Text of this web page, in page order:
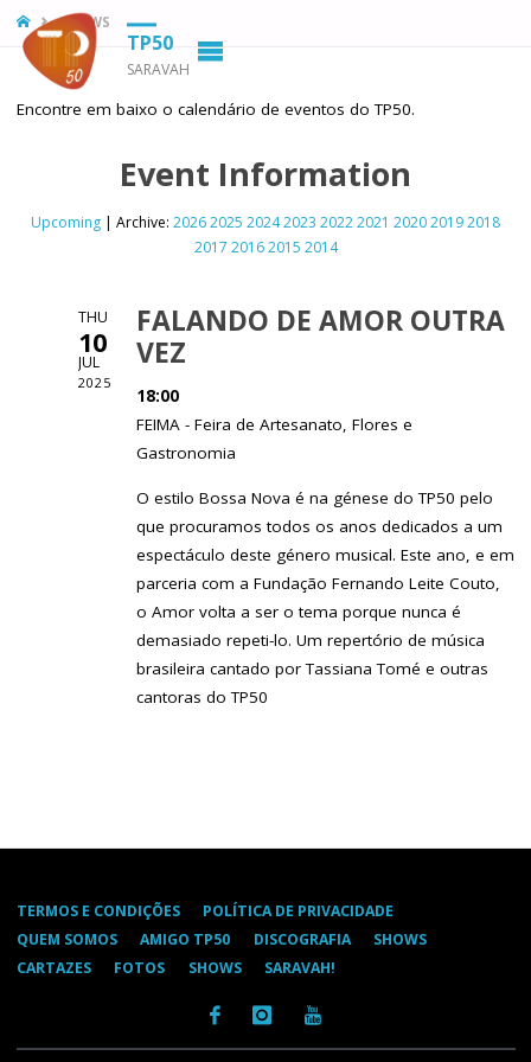
TP50
SARAVAH
HOMESHOWS
Encontre em baixo o calendário de eventos do TP50.
Event Information
Upcoming | Archive: 20262025 20242023 20222021 202020192018
2017 2016 2015 2014
THU
10
JUL
2025
FALANDO DE AMOR OUTRA
VEZ
18:00
FEIMA - Feira de Artesanato, Flores e
Gastronomia
O estilo Bossa Nova é na génese do TP50 pelo
que procuramos todos os anos dedicados a um
espectáculo deste género musical. Este ano, e em
parceria com a Fundação Fernando Leite Couto,
o Amor volta a ser o tema porque nunca é
demasiado repeti-lo. Um repertório de música
brasileira cantado por Tassiana Tomé e outras
cantoras do TP50
TERMOS E CONDIÇÕES
POLÍTICA DE PRIVACIDADE
QUEM SOMOS
AMIGO TP50 DISCOGRAFIA
SHOWS
CARTAZES
FOTOS SHOWS SARAVAH!